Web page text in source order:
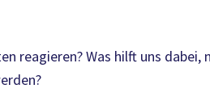
reagieren? Was hilft uns